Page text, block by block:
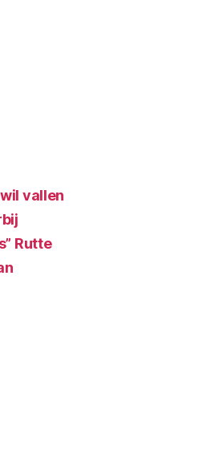
vallen
Rutte